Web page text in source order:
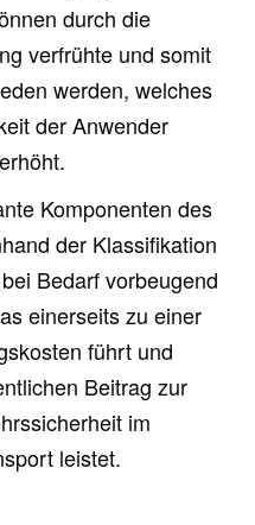
durch die
verfrühte und somit
werden, welches
der Anwender
Komponenten des
der Klassifikation
Bedarf vorbeugend
einerseits zu einer
führt und
Beitrag zur
im
leistet.